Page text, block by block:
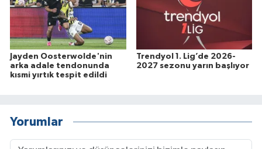
Jayden Oosterwolde'nin
arka adale tendonunda
kısmi yırtık tespit edildi
Trendyol 1. Lig’de 2026-
2027 sezonu yarın başlıyor
Yorumlar